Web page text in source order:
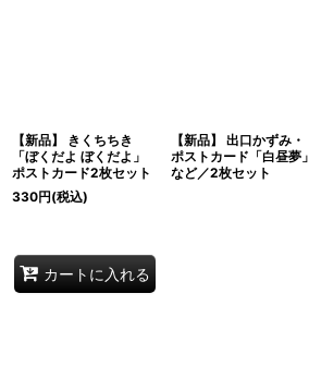
【新品】 きくちちき
「ぼくだよ ぼくだよ」
ポストカード2枚セット
330円(税込)
カートに入れる
【新品】 出口かずみ・
ポストカード「白昼夢」
など／2枚セット